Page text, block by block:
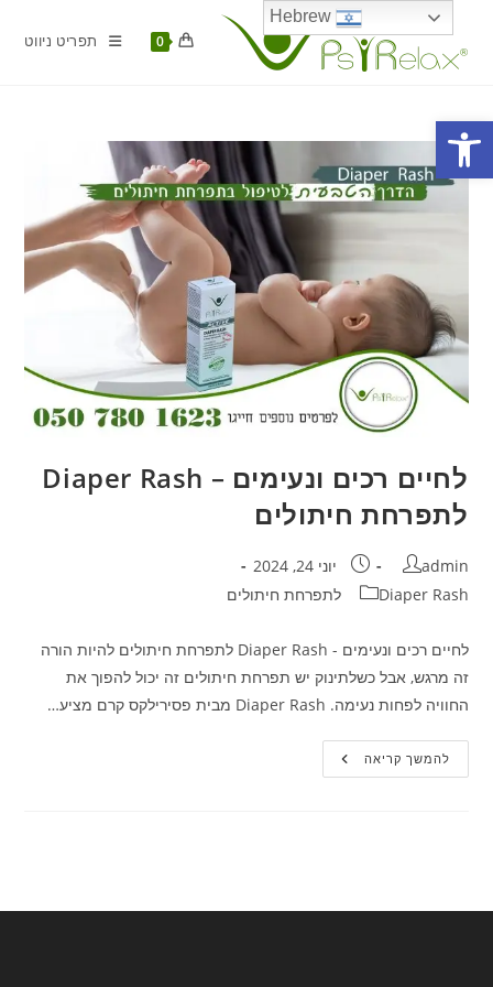
פתח סרגל נגישות
content
0 תפריט ניווט
לחיים רכים ונעימים – Diaper Rash
לתפרחת חיתולים
מחבר:
admin פורסם:יוני 24, 2024
קטגוריה:
Diaper Rash לתפרחת חיתולים
לחיים רכים ונעימים - Diaper Rash לתפרחת חיתולים להיות הורה
זה מרגש, אבל כשלתינוק יש תפרחת חיתולים זה יכול להפוך את
החוויה לפחות נעימה. Diaper Rash מבית פסירילקס קרם מציע…
להמשך קריאהלחיים
רכים
Hebrew